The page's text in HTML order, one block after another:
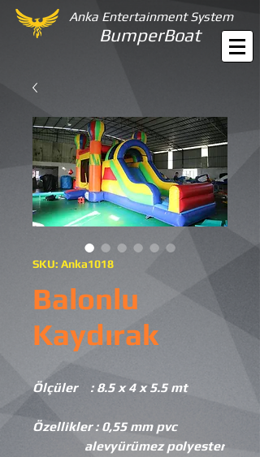
Anka Entertainment System
BumperBoat
SKU: Anka1018
Balonlu
Kaydırak
Ölçüler : 8.5 x 4 x 5.5 mt
Özellikler : 0,55 mm pvc
alevyürümez polyester